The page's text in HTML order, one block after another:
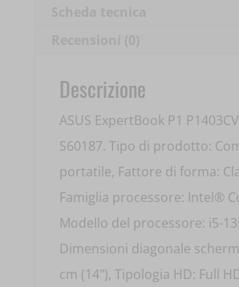
Descrizione
ASUS ExpertBook P1
S60187. Tipo di prodotto:
portatile, Fattore di forma:
Famiglia processore: Intel®
Modello del processore: i5-
Dimensioni diagonale
cm (14"), Tipologia HD: Full